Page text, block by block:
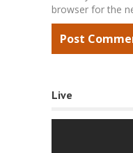
browser for the
Live